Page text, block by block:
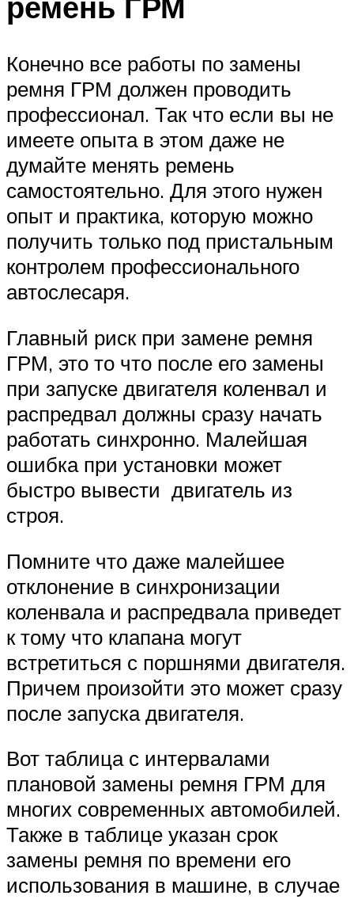
Конечно все работы по замены
ремня ГРМ должен проводить
профессионал. Так что если вы не
имеете опыта в этом даже не
думайте менять ремень
самостоятельно. Для этого нужен
опыт и практика, которую можно
получить только под пристальным
контролем профессионального
автослесаря.
Главный риск при замене ремня
ГРМ, это то что после его замены
при запуске двигателя коленвал и
распредвал должны сразу начать
работать синхронно. Малейшая
ошибка при установки может
быстро вывести двигатель из
строя.
Помните что даже малейшее
отклонение в синхронизации
коленвала и распредвала приведет
к тому что клапана могут
встретиться с поршнями двигателя.
Причем произойти это может сразу
после запуска двигателя.
Вот таблица с интервалами
плановой замены ремня ГРМ для
многих современных автомобилей.
Также в таблице указан срок
замены ремня по времени его
использования в машине, в случае